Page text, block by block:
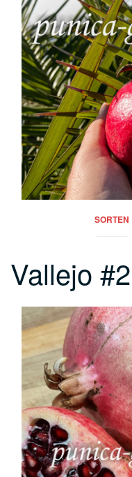
SORTEN
Vallejo #2